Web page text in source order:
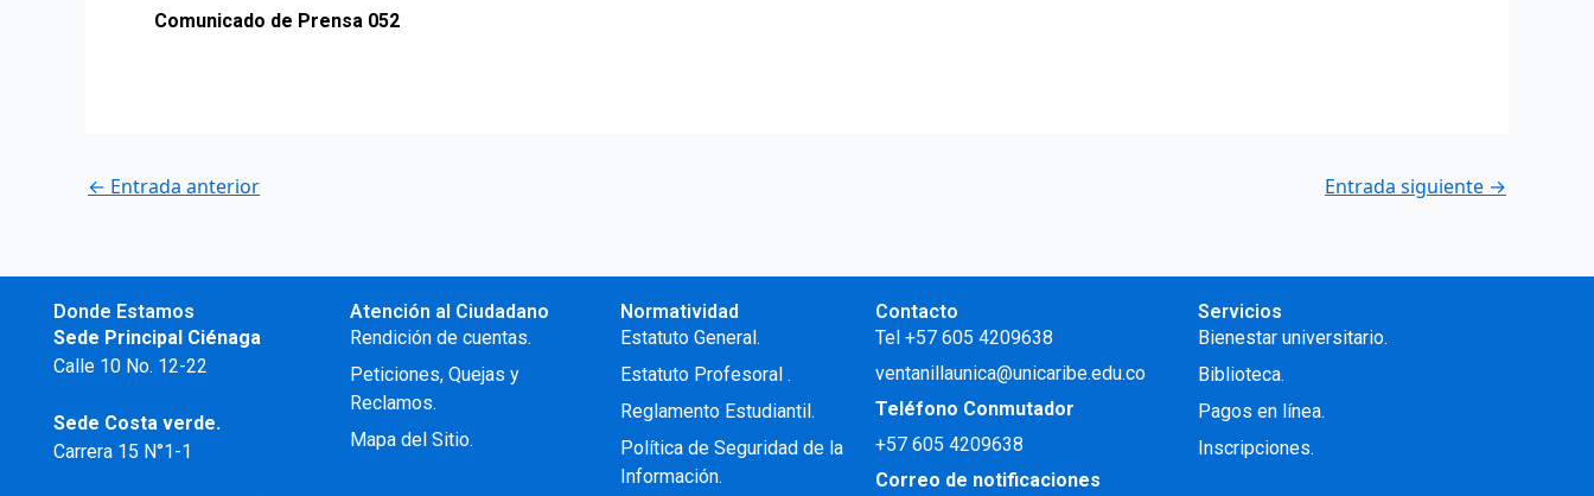
Comunicado de Prensa 052
← Entrada anterior Entrada siguiente →
Donde Estamos
Sede Principal Ciénaga
Calle 10 No. 12-22
Sede Costa verde.
Carrera 15 N°1-1
Atención al Ciudadano
Rendición de cuentas.
Peticiones, Quejas y
Reclamos.
Mapa del Sitio.
Normatividad
Estatuto General.
Estatuto Profesoral .
Reglamento Estudiantil.
Política de Seguridad de la
Información.
Contacto
Tel +57 605 4209638
ventanillaunica@unicaribe.edu.co
Teléfono Conmutador
+57605 4209638
Correo de notificaciones
Servicios
Bienestar universitario.
Biblioteca.
Pagos en línea.
Inscripciones.